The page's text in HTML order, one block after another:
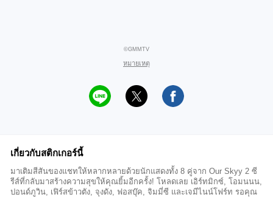
©GMMTV
หมายเหตุ
เกี่ยวกับสติกเกอร์นี้
มาเติมสีสันของแชทให้หลากหลายด้วยนักแสดงทั้ง 8 คู่จาก Our Skyy 2 ซี
รีส์ที่กลับมาสร้างความสุขให้คุณยิ้มอีกครั้ง! โหลดเลย เอิร์ทมิกซ์, โอมนนน,
ปอนด์ภูวิน, เฟิร์สข้าวตัง, จุงดัง, ฟอสบุ๊ค, จิมมี่ซี และเจมีไนน์โฟร์ท รอคุณ